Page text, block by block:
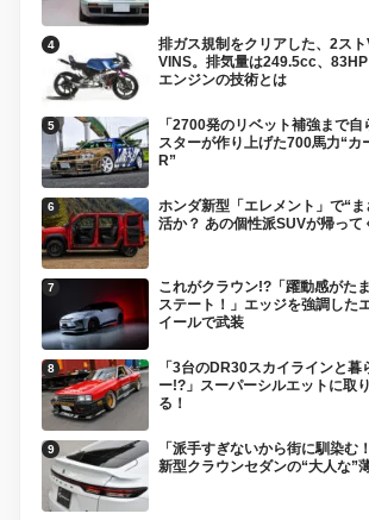
排ガス規制をクリアした、2スト
VINS。排気量は249.5cc、
エンジンの技術とは
「2700発のリベット補強まで
スターが作り上げた700馬力“カ
R”
ホンダ新型「エレメント」で“
活か？ あの個性派SUVが帰って
これがクラウン!?「躍動感がた
ステート！」エッジを強調した
イールで武装
「3台のDR30スカイラインと
ー!?」スーパーシルエットに取
る！
「派手すぎないから街に馴染む
新型クラウンセダンの“大人な”